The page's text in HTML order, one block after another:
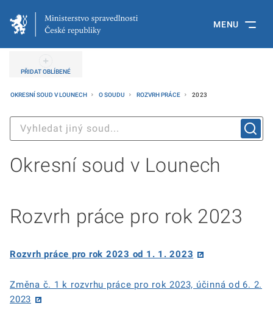
MENU
PŘIDAT OBLÍBENÉ
OKRESNÍ SOUD V LOUNECH O SOUDU ROZVRH PRÁCE 2023
Okresní soud v Lounech
Rozvrh práce pro rok 2023
Rozvrh práce pro rok 2023 od 1. 1. 2023
Změna č. 1 k rozvrhu práce pro rok 2023, účinná od 6. 2.
2023